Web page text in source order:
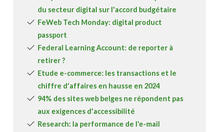
du secteur digital sur l'accord budgétaire
FeWeb Tech Monday: digital product
passport
Federal Learning Account: de reporter à
retirer ?
Etude e-commerce: les transactions et le
chiffre d'affaires en hausse en 2024
94% des sites web belges ne répondent pas
aux exigences d'accessibilité
Research: la performance de l'e-mail